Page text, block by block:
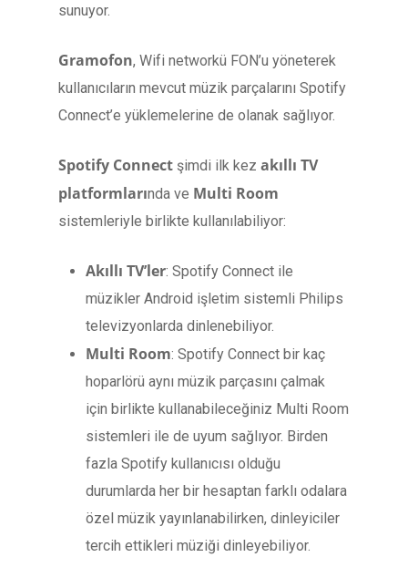
sunuyor.
Gramofon, Wifi networkü FON’u yöneterek
kullanıcıların mevcut müzik parçalarını Spotify
Connect’e yüklemelerine de olanak sağlıyor.
Spotify Connect şimdi ilk kez akıllı TV
platformlarında ve Multi Room
sistemleriyle birlikte kullanılabiliyor:
Akıllı TV’ler: Spotify Connect ile
müzikler Android işletim sistemli Philips
televizyonlarda dinlenebiliyor.
Multi Room: Spotify Connect bir kaç
hoparlörü aynı müzik parçasını çalmak
için birlikte kullanabileceğiniz Multi Room
sistemleri ile de uyum sağlıyor. Birden
fazla Spotify kullanıcısı olduğu
durumlarda her bir hesaptan farklı odalara
özel müzik yayınlanabilirken, dinleyiciler
tercih ettikleri müziği dinleyebiliyor.